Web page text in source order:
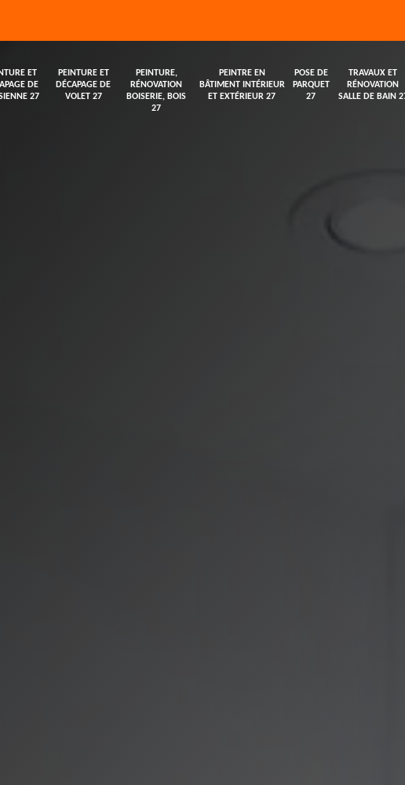
ET
DE
27
PEINTURE ET
DÉCAPAGE DE
VOLET 27
PEINTURE,
RÉNOVATION
BOISERIE, BOIS
27
PEINTRE EN
BÂTIMENT INTÉRIEUR
ET EXTÉRIEUR 27
POSE DE
PARQUET
27
TRAVAUX ET
RÉNOVATION
SALLE DE BAIN